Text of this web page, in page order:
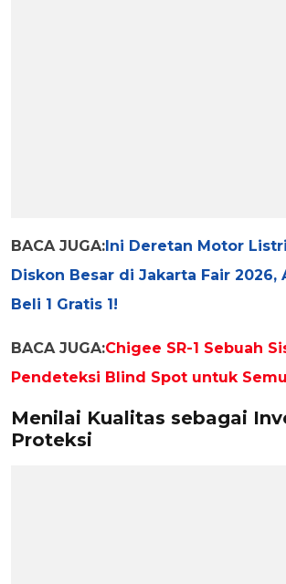
BACA JUGA:Ini Deretan Motor
Diskon Besar di Jakarta Fair 2026,
Beli 1 Gratis 1!
BACA JUGA:Chigee SR-1 Sebuah
Pendeteksi Blind Spot untuk
Menilai Kualitas sebagai
Proteksi